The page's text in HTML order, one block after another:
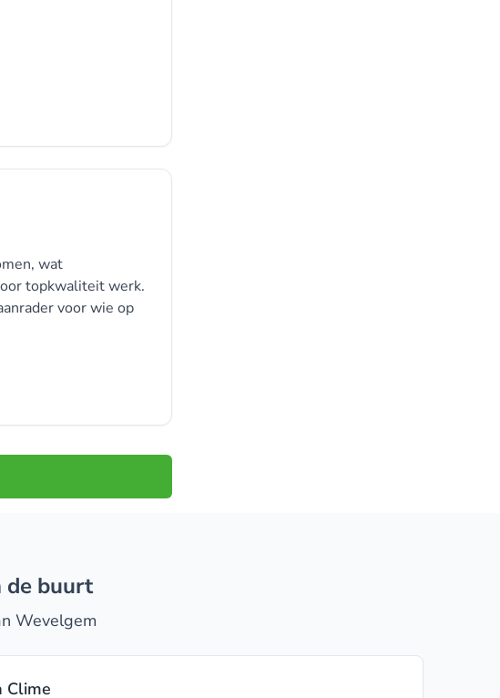
wat
topkwaliteit werk.
voor wie op
de buurt
Wevelgem
Clime